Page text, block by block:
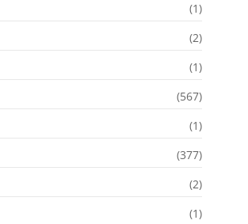
(1)
(2)
(1)
(567)
(1)
(377)
(2)
(1)